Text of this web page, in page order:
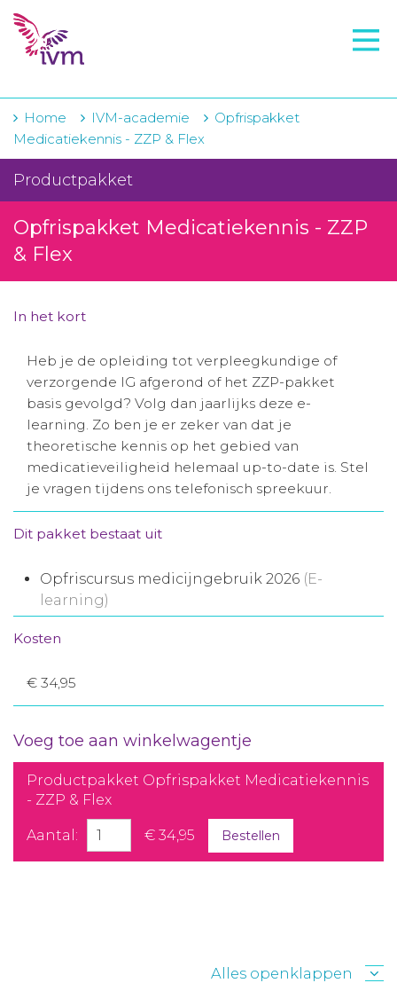
VMI
IVM-academie
Zorginstellingen
Voorschrijfgedrag
Projecten
Over IVM
Winkelwagentje
Aanmelden nieuwsbrief
Inloggen
Toegang leeromgeving
Home IVM-academie
Opfrispakket
Medicatiekennis - ZZP & Flex
Productpakket
Opfrispakket Medicatiekennis - ZZP
& Flex
In het kort
Heb je de opleiding tot verpleegkundige of
verzorgende IG afgerond of het ZZP-pakket
basis gevolgd? Volg dan jaarlijks deze e-
learning. Zo ben je er zeker van dat je
theoretische kennis op het gebied van
medicatieveiligheid helemaal up-to-date is. Stel
je vragen tijdens ons telefonisch spreekuur.
Dit pakket bestaat uit
Opfriscursus medicijngebruik 2026 (E-
learning)
Kosten
€ 34,95
Voeg toe aan winkelwagentje
Productpakket Opfrispakket Medicatiekennis
- ZZP & Flex
Aantal: € 34,95 Bestellen
Alles openklappen